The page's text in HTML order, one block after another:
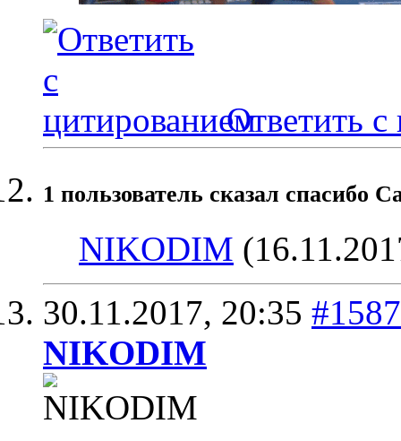
Ответить с
1 пользователь сказал cпасибо
NIKODIM
30.11.2017, 20:35 #1587
NIKODIM